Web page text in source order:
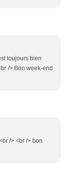
toujours bien
/> Bon week-end
/> <br /> bon